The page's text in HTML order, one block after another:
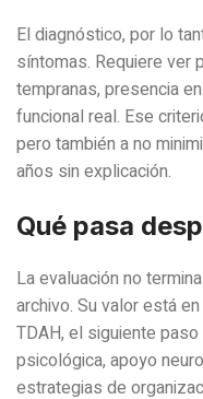
El diagnóstico, por lo
síntomas. Requiere ver
tempranas, presencia
funcional real. Ese
pero también a no
años sin explicación.
Qué pasa
La evaluación no
archivo. Su valor está
TDAH, el siguiente
psicológica, apoyo
estrategias de